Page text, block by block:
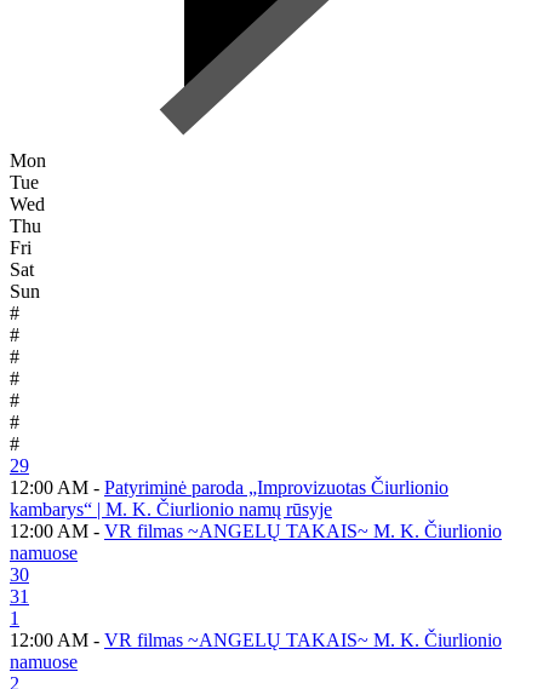
Mon
Tue
Wed
Thu
Fri
Sat
Sun
#
#
#
#
#
#
#
29
12:00 AM - Patyriminė paroda „Improvizuotas Čiurlionio
kambarys“ | M. K. Čiurlionio namų rūsyje
12:00 AM - VR filmas ~ANGELŲ TAKAIS~ M. K. Čiurlionio
namuose
30
31
1
12:00 AM - VR filmas ~ANGELŲ TAKAIS~ M. K. Čiurlionio
namuose
2